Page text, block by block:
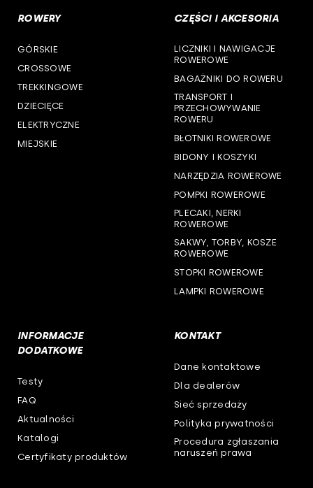
woj. podlaskie
woj. pomorskie
woj. śląskie
woj. warmińsko-mazurskie
ROWERY
GÓRSKIE
CROSSOWE
TREKKINGOWE
DZIECIĘCE
ELEKTRYCZNE
MIEJSKIE
CZĘŚCI I AKCESORIA
LICZNIKI I NAWIGACJE
ROWEROWE
BAGAŻNIKI DO ROWERU
TRANSPORT I
PRZECHOWYWANIE
ROWERU
BŁOTNIKI ROWEROWE
BIDONY I KOSZYKI
NARZĘDZIA ROWEROWE
POMPKI ROWEROWE
PLECAKI, NERKI
ROWEROWE
SAKWY, TORBY, KOSZE
ROWEROWE
STOPKI ROWEROWE
LAMPKI ROWEROWE
INFORMACJE
DODATKOWE
Testy
FAQ
Aktualności
Katalogi
Certyfikaty produktów
KONTAKT
Dane kontaktowe
Dla dealerów
Sieć sprzedaży
Polityka prywatności
Procedura zgłaszania
naruszeń prawa